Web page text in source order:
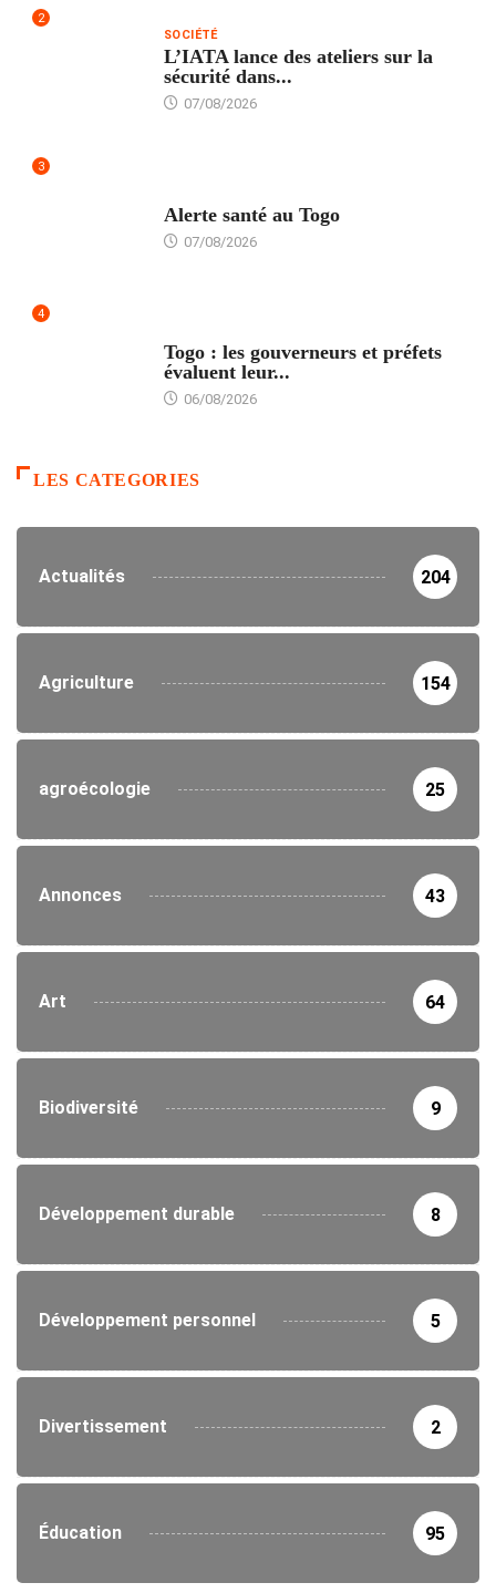
2
SOCIÉTÉ
L’IATA lance des ateliers sur la
sécurité dans...
07/08/2026
3
Alerte santé au Togo
07/08/2026
4
Togo : les gouverneurs et préfets
évaluent leur...
06/08/2026
LES CATEGORIES
Actualités 204
Agriculture 154
agroécologie 25
Annonces 43
Art 64
Biodiversité 9
Développement durable 8
Développement personnel 5
Divertissement 2
Éducation 95